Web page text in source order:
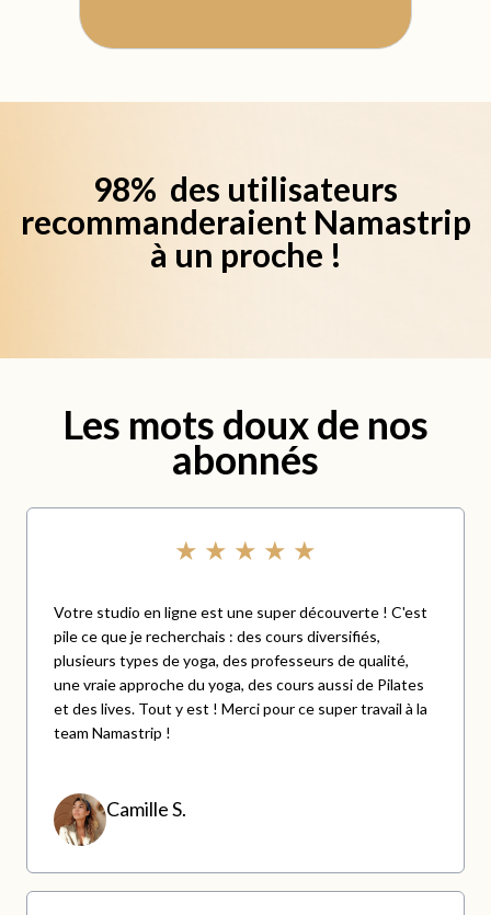
98% des utilisateurs
recommanderaient Namastrip
à un proche !
Les mots doux de nos
abonnés
★ ★ ★ ★ ★
Votre studio en ligne est une super découverte ! C'est
pile ce que je recherchais : des cours diversifiés,
plusieurs types de yoga, des professeurs de qualité,
une vraie approche du yoga, des cours aussi de Pilates
et des lives. Tout y est ! Merci pour ce super travail à la
team Namastrip !
Camille S.